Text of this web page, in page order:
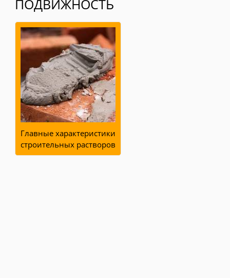
ПОДВИЖНОСТЬ
Главные характеристики
строительных растворов